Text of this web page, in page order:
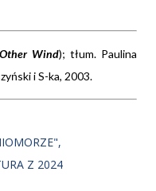
Wind); tłum. Paulina
i S-ka, 2003.
Z 2024